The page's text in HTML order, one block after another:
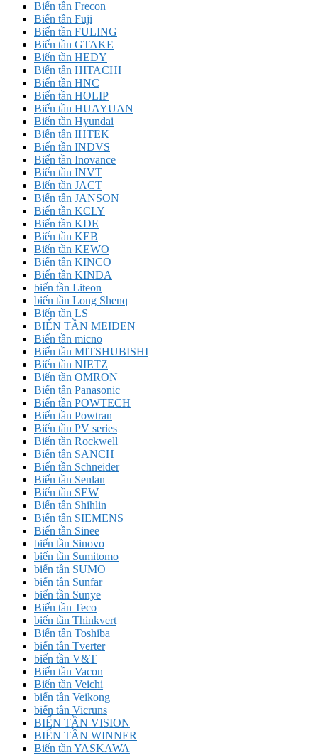
Biến tần Frecon
Biến tần Fuji
Biến tần FULING
Biến tần GTAKE
Biến tần HEDY
Biến tần HITACHI
Biến tần HNC
Biến tần HOLIP
Biến tần HUAYUAN
Biến tần Hyundai
Biến tần IHTEK
Biến tần INDVS
Biến tần Inovance
Biến tần INVT
Biến tần JACT
Biến tần JANSON
Biến tần KCLY
Biến tần KDE
Biến tần KEB
Biến tần KEWO
Biến tần KINCO
Biến tần KINDA
biến tần Liteon
biến tần Long Shenq
Biến tần LS
BIẾN TẦN MEIDEN
Biến tần micno
Biến tần MITSHUBISHI
Biến tần NIETZ
Biến tần OMRON
Biến tần Panasonic
Biến tần POWTECH
Biến tần Powtran
Biến tần PV series
Biến tần Rockwell
Biến tần SANCH
Biến tần Schneider
Biến tần Senlan
Biến tần SEW
Biến tần Shihlin
Biến tần SIEMENS
Biến tần Sinee
biến tần Sinovo
biến tần Sumitomo
biến tần SUMO
biến tần Sunfar
biến tần Sunye
Biến tần Teco
biến tần Thinkvert
Biến tần Toshiba
biến tần Tverter
biến tần V&T
Biến tần Vacon
Biến tần Veichi
biến tần Veikong
biến tần Vicruns
BIẾN TẦN VISION
BIẾN TẦN WINNER
Biến tần YASKAWA